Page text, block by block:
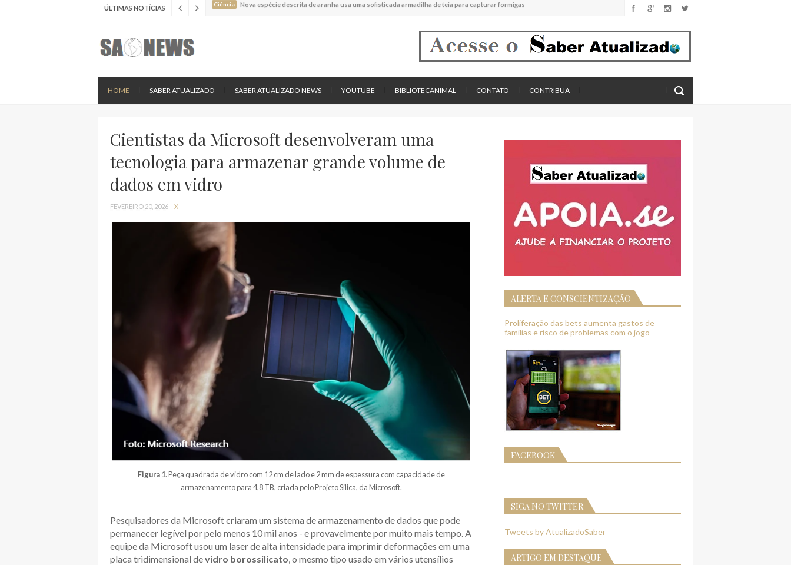
ÚLTIMAS NOTÍCIAS Ciência Estudo experimental mostrou que plantas podem absorver nutrientes através da poeira atmosférica
Batimentos cardíacos promovem supressão do crescimento de cânceres no coração de mamíferos, aponta estudo
HOME SABER ATUALIZADO SABER ATUALIZADO NEWS YOUTUBE BIBLIOTECANIMAL CONTATO CONTRIBUA
Cientistas da Microsoft desenvolveram uma
tecnologia para armazenar grande volume de
dados em vidro
FEVEREIRO 20, 2026 X
Figura 1. Peça quadrada de vidro com 12 cm de lado e 2 mm de espessura com capacidade de
armazenamento para 4,8 TB, criada pelo Projeto Silica, da Microsoft.
Pesquisadores da Microsoft criaram um sistema de armazenamento de dados que pode
permanecer legível por pelo menos 10 mil anos - e provavelmente por muito mais tempo. A
equipe da Microsoft usou um laser de alta intensidade para imprimir deformações em uma
placa tridimensional devidro borossilicato, o mesmo tipo usado em vários utensílios
ALERTA E CONSCIENTIZAÇÃO
Proliferação das bets aumenta gastos de
famílias e risco de problemas com o jogo
FACEBOOK
SIGA NO TWITTER
Tweets by AtualizadoSaber
ARTIGO EM DESTAQUE